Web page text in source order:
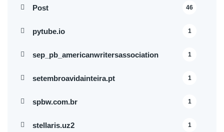
Post 46
pytube.io 1
sep_pb_americanwritersassociation 1
setembroavidainteira.pt 1
spbw.com.br 1
stellaris.uz2 1